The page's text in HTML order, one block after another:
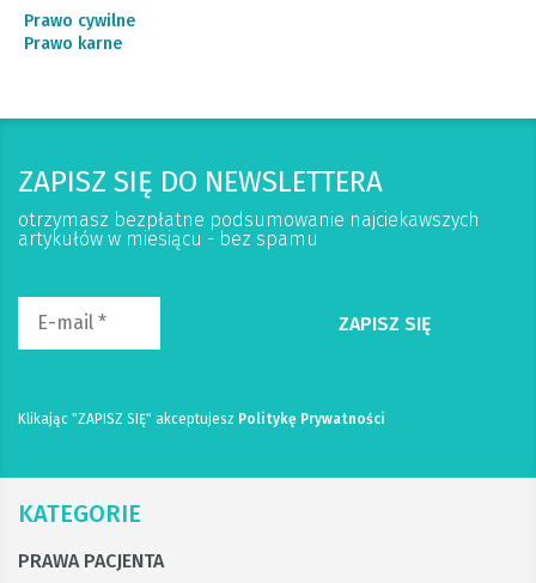
Prawo cywilne
Prawo karne
ZAPISZ SIĘ DO NEWSLETTERA
otrzymasz bezpłatne podsumowanie najciekawszych
artykułów w miesiącu - bez spamu
Klikając "ZAPISZ SIĘ" akceptujesz Politykę Prywatności
KATEGORIE
PRAWA PACJENTA